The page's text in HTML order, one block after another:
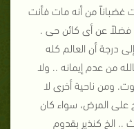
غضباناً من أنه مات فأنت
فضلاً عن أى كائن حى .
درجة أن العالم كله
من عدم إيمانه .. ولا
ومن ناحية أخرى لا
المرض، سواء كان
الخ كنذير بقدوم